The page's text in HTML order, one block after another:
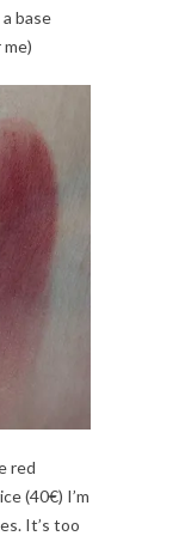
base
red
(40€) I’m
It’s too